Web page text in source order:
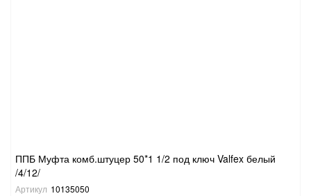
ППБ Муфта комб.штуцер 50*1 1/2 под ключ Valfex белый
/4/12/
Артикул 10135050